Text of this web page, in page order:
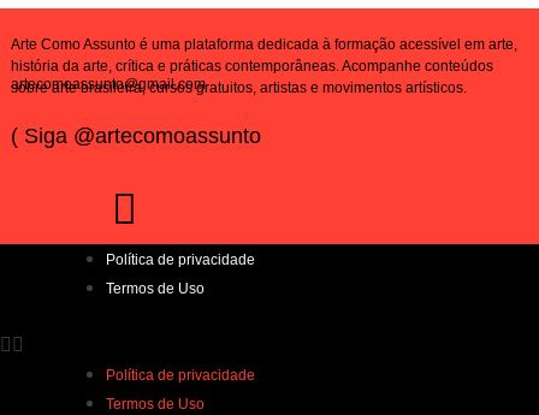
Arte Como Assunto é uma plataforma dedicada à formação acessível em arte,
história da arte, crítica e práticas contemporâneas. Acompanhe conteúdos
sobre arte brasileira, cursos gratuitos, artistas e movimentos artísticos.
artecomoassunto@gmail.com
( Siga @artecomoassunto
Política de privacidade
Termos de Uso
Política de privacidade
Termos de Uso